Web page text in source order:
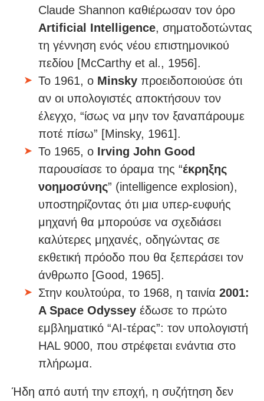
Claude Shannon καθιέρωσαν τον όρο
Artificial Intelligence, σηματοδοτώντας
τη γέννηση ενός νέου επιστημονικού
πεδίου [McCarthy et al., 1956].
Το 1961, ο Minsky προειδοποιούσε ότι
αν οι υπολογιστές αποκτήσουν τον
έλεγχο, “ίσως να μην τον ξαναπάρουμε
ποτέ πίσω” [Minsky, 1961].
Το 1965, ο Irving John Good
παρουσίασε το όραμα της “έκρηξης
νοημοσύνης” (intelligence explosion),
υποστηρίζοντας ότι μια υπερ-ευφυής
μηχανή θα μπορούσε να σχεδιάσει
καλύτερες μηχανές, οδηγώντας σε
εκθετική πρόοδο που θα ξεπεράσει τον
άνθρωπο [Good, 1965].
Στην κουλτούρα, το 1968, η ταινία 2001:
A Space Odyssey έδωσε το πρώτο
εμβληματικό “AI-τέρας”: τον υπολογιστή
HAL 9000, που στρέφεται ενάντια στο
πλήρωμα.
Ήδη από αυτή την εποχή, η συζήτηση δεν